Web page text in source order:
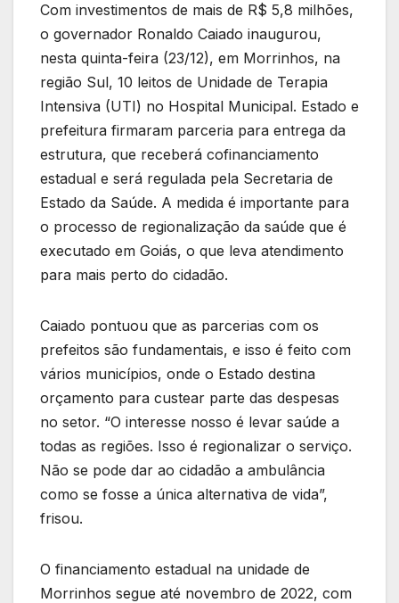
Com investimentos de mais de R$ 5,8 milhões,
o governador Ronaldo Caiado inaugurou,
nesta quinta-feira (23/12), em Morrinhos, na
região Sul, 10 leitos de Unidade de Terapia
Intensiva (UTI) no Hospital Municipal. Estado e
prefeitura firmaram parceria para entrega da
estrutura, que receberá cofinanciamento
estadual e será regulada pela Secretaria de
Estado da Saúde. A medida é importante para
o processo de regionalização da saúde que é
executado em Goiás, o que leva atendimento
para mais perto do cidadão.
Caiado pontuou que as parcerias com os
prefeitos são fundamentais, e isso é feito com
vários municípios, onde o Estado destina
orçamento para custear parte das despesas
no setor. “O interesse nosso é levar saúde a
todas as regiões. Isso é regionalizar o serviço.
Não se pode dar ao cidadão a ambulância
como se fosse a única alternativa de vida”,
frisou.
O financiamento estadual na unidade de
Morrinhos segue até novembro de 2022, com